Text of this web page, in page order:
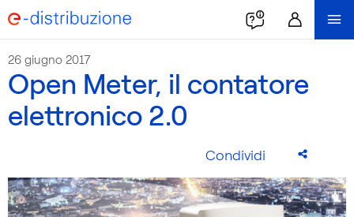
26 giugno 2017
Open Meter, il contatore
elettronico 2.0
Condividi